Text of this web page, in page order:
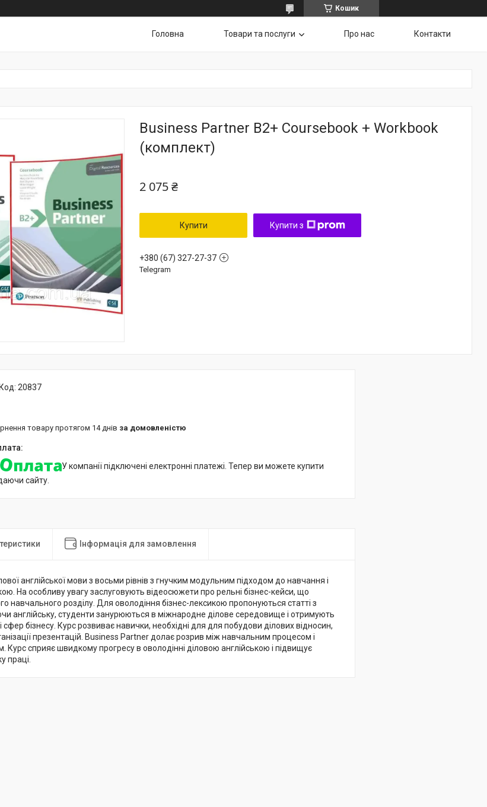
Кошик
Головна Товари та послуги Про нас Контакти
Business Partner B2+ Coursebook + Workbook
(комплект)
2 075 ₴
Купити Купити з
+380 (67) 327-27-37
Telegram
Код: 20837
товару протягом 14 днів за домовленістю
У компанії підключені електронні платежі. Тепер ви можете купити
сайту.
Інформація для замовлення
англійської мови з восьми рівнів з гнучким модульним підходом до навчання і
На особливу увагу заслуговують відеосюжети про рельні бізнес-кейси, що
навчального розділу. Для оволодіння бізнес-лексикою пропонуються статті з
англійську, студенти занурюються в міжнародне ділове середовище і отримують
сфер бізнесу. Курс розвиває навички, необхідні для для побудови ділових відносин,
презентацій. Business Partner долає розрив між навчальним процесом і
Курс сприяє швидкому прогресу в оволодінні діловою англійською і підвищує
праці.